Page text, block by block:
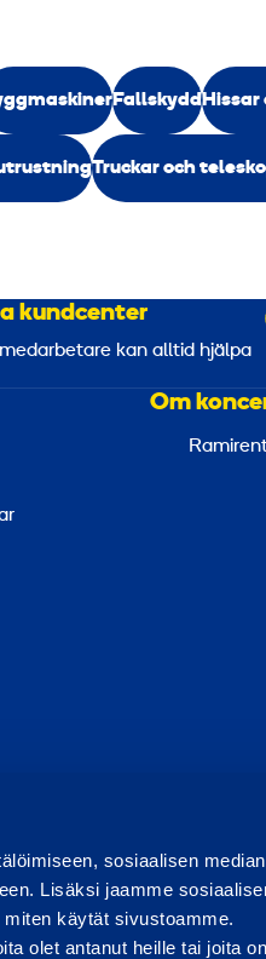
sosiaalisen median
Lisäksi jaamme
käytät sivustoamme.
olet antanut heille tai joita
Fallskydd
Truckar och
kundcenter
kan alltid hjälpa
Om